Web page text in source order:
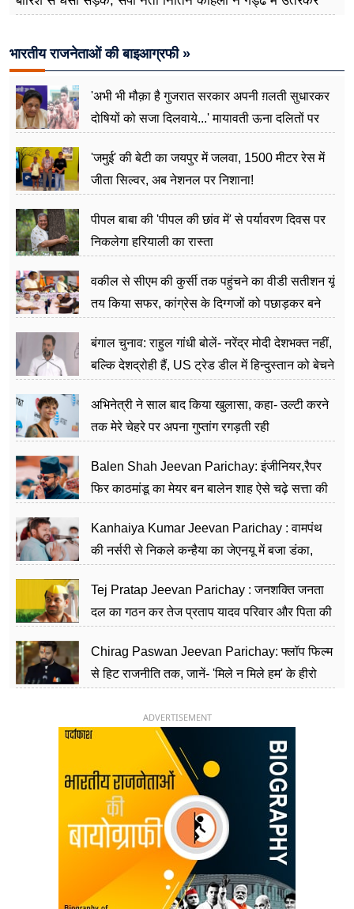
भारतीय राजनेताओं की बाइआग्रफी »
'अभी भी मौक़ा है गुजरात सरकार अपनी ग़लती सुधारकर
दोषियों को सजा दिलवाये...' मायावती ऊना दलितों पर
'जमुई' की बेटी का जयपुर में जलवा, 1500 मीटर रेस में
जीता सिल्वर, अब नेशनल पर निशाना!
पीपल बाबा की 'पीपल की छांव में' से पर्यावरण दिवस पर
निकलेगा हरियाली का रास्ता
वकील से सीएम की कुर्सी तक पहुंचने का वीडी सतीशन यूं
तय किया सफर, कांग्रेस के दिग्गजों को पछाड़कर बने
बंगाल चुनाव: राहुल गांधी बोलें- नरेंद्र मोदी देशभक्त नहीं,
बल्कि देशद्रोही हैं, US ट्रेड डील में हिन्दुस्तान को बेचने
अभिनेत्री ने साल बाद किया खुलासा, कहा- उल्टी करने
तक मेरे चेहरे पर अपना गुप्तांग रगड़ती रही
Balen Shah Jeevan Parichay: इंजीनियर,रैपर
फिर काठमांडू का मेयर बन बालेन शाह ऐसे चढ़े सत्ता की
Kanhaiya Kumar Jeevan Parichay : वामपंथ
की नर्सरी से निकले कन्हैया का जेएनयू में बजा डंका,
Tej Pratap Jeevan Parichay : जनशक्ति जनता
दल का गठन कर तेज प्रताप यादव परिवार और पिता की
Chirag Paswan Jeevan Parichay: फ्लॉप फिल्म
से हिट राजनीति तक, जानें- 'मिले न मिले हम' के हीरो
ADVERTISEMENT